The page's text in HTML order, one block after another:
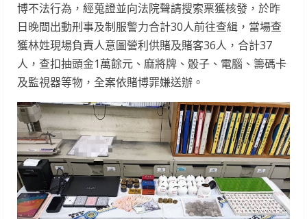
博不法行為，經蒐證並向法院聲請搜索票獲核發，於昨
日晚間出動刑事及制服警力合計30人前往查緝，當場查
獲林姓現場負責人意圖營利供賭及賭客36人，合計37
人，查扣抽頭金1萬餘元、麻將牌、骰子、電腦、籌碼卡
及監視器等物，全案依賭博罪嫌送辦。